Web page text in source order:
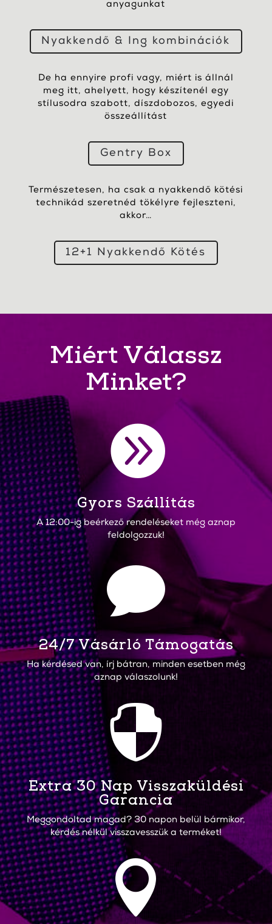
anyagunkat
Nyakkendő & Ing kombinációk
De ha ennyire profi vagy, miért is állnál
meg itt, ahelyett, hogy készítenél egy
stílusodra szabott, díszdobozos, egyedi
összeállítást
Gentry Box
Természetesen, ha csak a nyakkendő kötési
technikád szeretnéd tökélyre fejleszteni,
akkor…
12+1 Nyakkendő Kötés
Miért Válassz
Minket?

Gyors Szállítás
A 12:00-ig beérkező rendeléseket még aznap
feldolgozzuk!

24/7 Vásárló Támogatás
Ha kérdésed van, írj bátran, minden esetben még
aznap válaszolunk!

Extra 30 Nap Visszaküldési
Garancia
Meggondoltad magad? 30 napon belül bármikor,
kérdés nélkül visszavesszük a terméket!
